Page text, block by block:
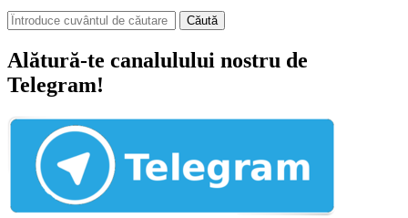
Căută
Alătură-te canalulului nostru de
Telegram!